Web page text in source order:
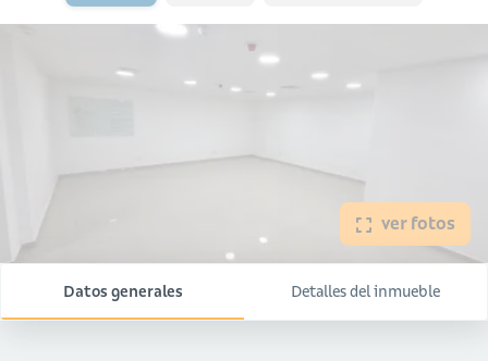
ver fotos
Datos generales Detalles del inmueble